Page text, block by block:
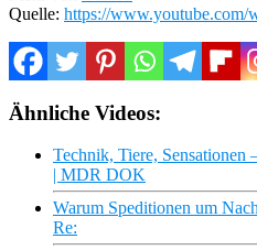
Quelle: https://
Ähnliche Videos:
Technik, Tiere, Sensationen
| MDR DOK
Warum Speditionen um
Re: